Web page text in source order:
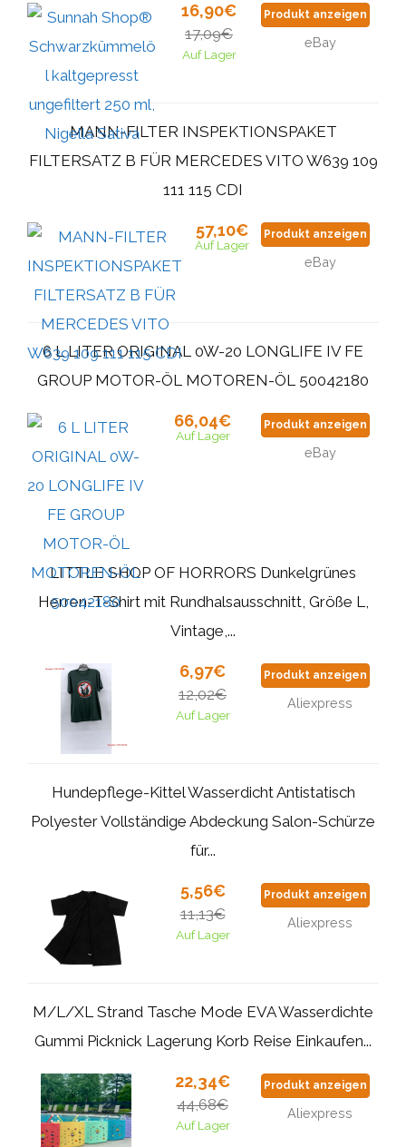
16,90€
17,09€
Auf Lager
Produkt anzeigen
eBay
MANN-FILTER INSPEKTIONSPAKET
FILTERSATZ B FÜR MERCEDES VITO W639 109
111 115 CDI
57,10€
Auf Lager
Produkt anzeigen
eBay
6 L LITER ORIGINAL 0W-20 LONGLIFE IV FE
GROUP MOTOR-ÖL MOTOREN-ÖL 50042180
66,04€
Auf Lager
Produkt anzeigen
eBay
LITTLE SHOP OF HORRORS Dunkelgrünes
Herren-T-Shirt mit Rundhalsausschnitt, Größe L,
Vintage,...
6,97€
12,02€
Auf Lager
Produkt anzeigen
Aliexpress
Hundepflege-Kittel Wasserdicht Antistatisch
Polyester Vollständige Abdeckung Salon-Schürze
für...
5,56€
11,13€
Auf Lager
Produkt anzeigen
Aliexpress
M/L/XL Strand Tasche Mode EVA Wasserdichte
Gummi Picknick Lagerung Korb Reise Einkaufen...
22,34€
44,68€
Auf Lager
Produkt anzeigen
Aliexpress